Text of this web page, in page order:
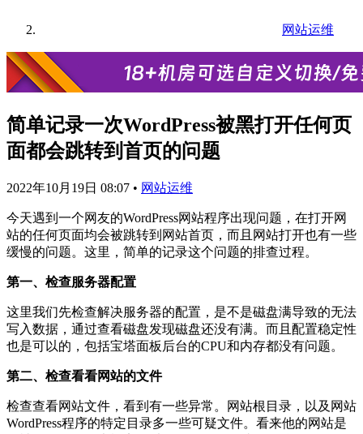
网站运维
简单记录一次WordPress被黑打开任何页
面都会跳转到首页的问题
2022年10月19日 08:07 • 网站运维
今天遇到一个网友的WordPress网站程序出现问题，在打开网
站的任何页面均会被跳转到网站首页，而且网站打开也有一些
缓慢的问题。这里，简单的记录这个问题的排查过程。
第一、检查服务器配置
这里我们先检查解决服务器的配置，是不是磁盘满导致的无法
写入数据，通过查看磁盘发现磁盘还没有满。而且配置稳定性
也是可以的，包括宝塔面板后台的CPU和内存都没有问题。
第二、检查看看网站的文件
检查查看网站文件，看到有一些异常。网站根目录，以及网站
WordPress程序的特定目录多一些可疑文件。看来他的网站是